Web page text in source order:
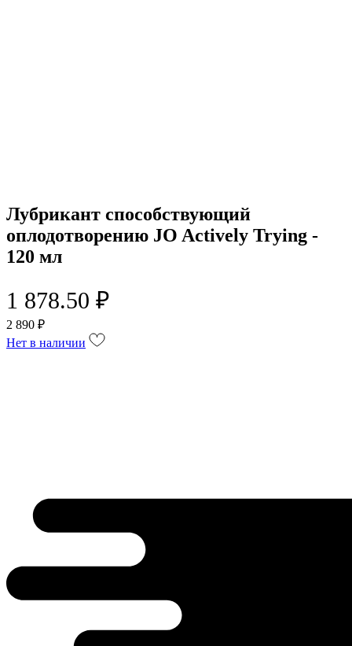
Лубрикант способствующий
оплодотворению JO Actively Trying -
120 мл
1 878.50 ₽
2 890 ₽
Нет в наличии